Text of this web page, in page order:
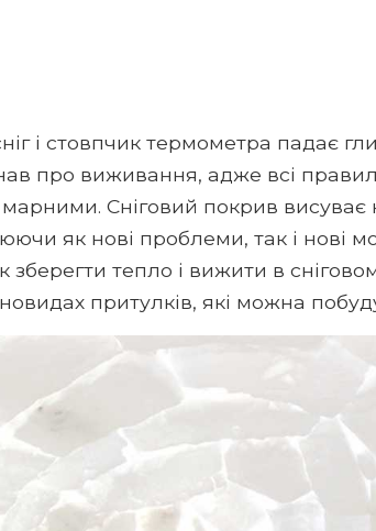
і стовпчик термометра падає
про виживання, адже всі
Сніговий покрив висуває
як нові проблеми, так і нові
зберегти тепло і вижити в
притулків, які можна